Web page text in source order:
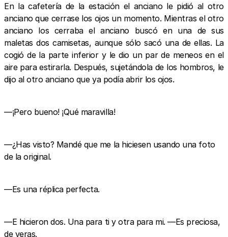
En la cafetería de la estación el anciano le pidió al otro
anciano que cerrase los ojos un momento. Mientras el otro
anciano los cerraba el anciano buscó en una de sus
maletas dos camisetas, aunque sólo sacó una de ellas. La
cogió de la parte inferior y le dio un par de meneos en el
aire para estirarla. Después, sujetándola de los hombros, le
dijo al otro anciano que ya podía abrir los ojos.
—¡Pero bueno! ¡Qué maravilla!
—¿Has visto? Mandé que me la hiciesen usando una foto
de la original.
—Es una réplica perfecta.
—E hicieron dos. Una para ti y otra para mi. —Es preciosa,
de veras.